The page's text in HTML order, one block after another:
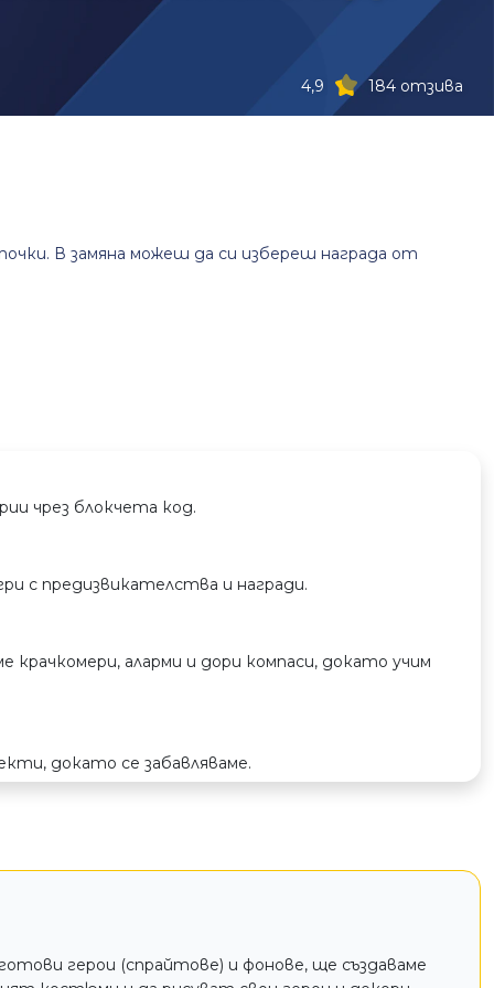
4,9
184 отзива
В замяна можеш да си избереш награда от
чрез блокчета код.
с предизвикателства и награди.
крачкомери, аларми и дори компаси, докато учим
докато се забавляваме.
герои (спрайтове) и фонове, ще създаваме